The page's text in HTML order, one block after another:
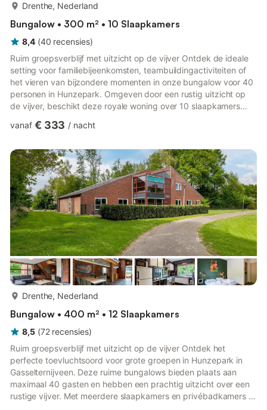
Drenthe, Nederland
Bungalow • 300 m² • 10 Slaapkamers
8,4 (40 recensies)
Ruim groepsverblijf met uitzicht op de vijver Ontdek de ideale
setting voor familiebijeenkomsten, teambuildingactiviteiten of
het vieren van bijzondere momenten in onze bungalow voor 40
personen in Hunzepark. Omgeven door een rustig uitzicht op
de vijver, beschikt deze royale woning over 10 slaapkamers
en een volledig uitgeruste keuken met koffiezetmachine, oven,
organiseert of een zonnige bijeenkomst op het ruime
privéterras, er is ruimte voor iedereen om te ontspannen en ...
vanaf € 333 / nacht
Drenthe, Nederland
Bungalow • 400 m² • 12 Slaapkamers
8,5 (72 recensies)
Ruim groepsverblijf met uitzicht op de vijver Ontdek het
perfecte toevluchtsoord voor grote groepen in Hunzepark in
Gasselternijveen. Deze ruime bungalows bieden plaats aan
maximaal 40 gasten en hebben een prachtig uitzicht over een
rustige vijver. Met meerdere slaapkamers en privébadkamers –